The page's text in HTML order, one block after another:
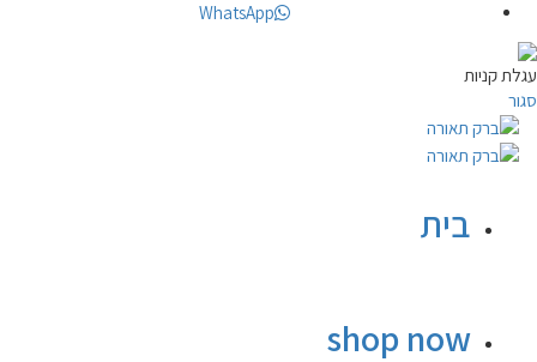
WhatsApp
עגלת קניות
סגור
בית
shop now